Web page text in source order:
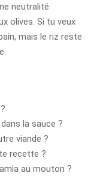
neutralité
olives. Si tu veux
mais le riz reste
la sauce ?
viande ?
recette ?
au mouton ?